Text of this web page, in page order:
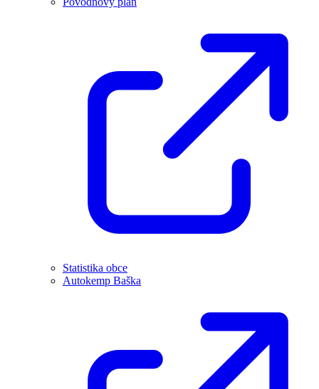
Statistika obce
Autokemp Baška